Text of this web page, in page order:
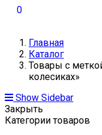
0
Главная
Каталог
Товары с
колесиках»
Show Sidebar
Закрыть
Категории товаров